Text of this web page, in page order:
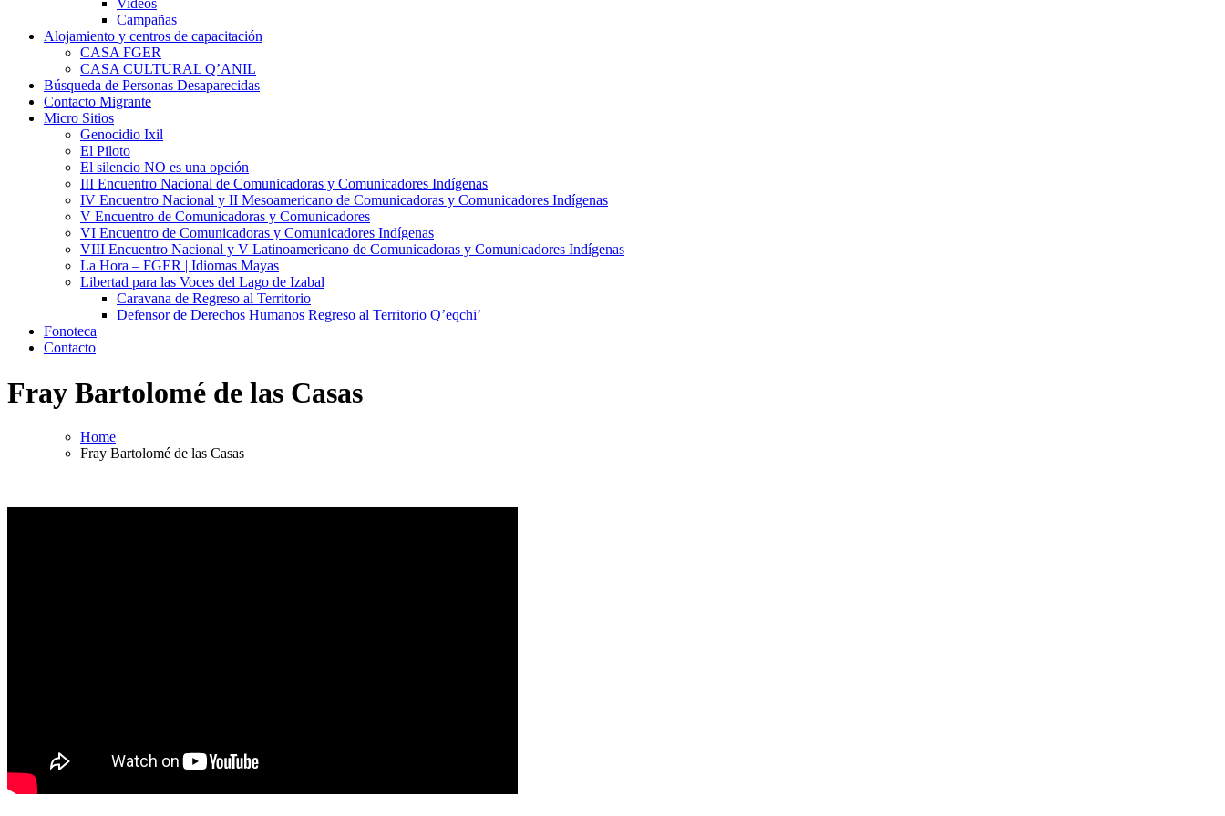
Videos
Campañas
Alojamiento y centros de capacitación
CASA FGER
CASA CULTURAL Q’ANIL
Búsqueda de Personas Desaparecidas
Contacto Migrante
Micro Sitios
Genocidio Ixil
El Piloto
El silencio NO es una opción
III Encuentro Nacional de Comunicadoras y Comunicadores Indígenas
IV Encuentro Nacional y II Mesoamericano de Comunicadoras y Comunicadores Indígenas
V Encuentro de Comunicadoras y Comunicadores
VI Encuentro de Comunicadoras y Comunicadores Indígenas
VIII Encuentro Nacional y V Latinoamericano de Comunicadoras y Comunicadores Indígenas
La Hora – FGER | Idiomas Mayas
Libertad para las Voces del Lago de Izabal
Caravana de Regreso al Territorio
Defensor de Derechos Humanos Regreso al Territorio Q’eqchi’
Fonoteca
Contacto
Fray Bartolomé de las Casas
Home
Fray Bartolomé de las Casas